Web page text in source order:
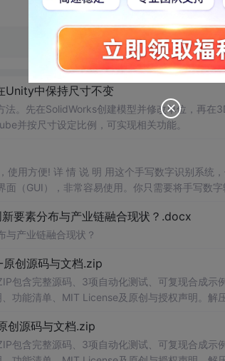
Unity中保持尺寸不变
。先在SolidWorks创建模型并修改单位，再在
并按尺寸设定比例，可实现相关功能。
使用方便! 详 情 说 明 用这个手写数字识别系统
（GUI），非常容易使用。你只需要将手写数
要素分布与产业链融合现状？.docx
与产业链融合现状？
创源码与文档.zip
包含完整源码、3项自动化测试、可复现合成示
功能清单、MIT License及原创与授权声明。解
合前端开发、AI应用工程、测试审计和课程实践
创源码与文档.zip
包含完整源码、3项自动化测试、可复现合成示